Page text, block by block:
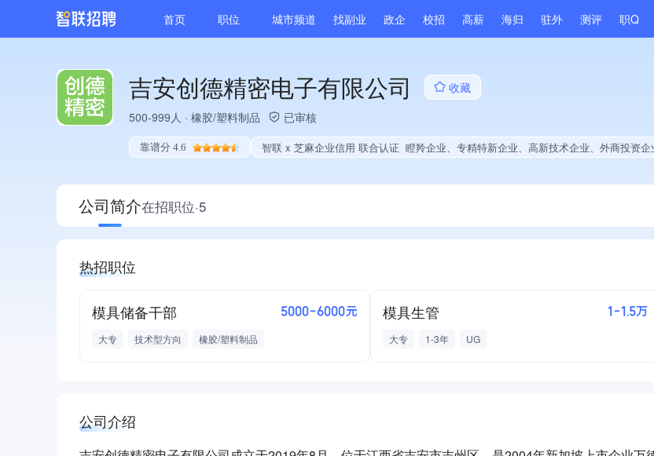
首页 职位 城市频道 找副业 政企 校招 高薪 海归 驻外 测评 职Q
吉安创德精密电子有限公司
收藏
500-999人 · 橡胶/塑料制品 已审核
靠谱分 4.6 智联 x 芝麻企业信用 联合认证 瞪羚企业、专精特新企业、高新技术企业、外商投资企业、省级企业技术中心、战略性新兴领域创新能力、薪资水平全省同行前50%、连续2年A级纳税人、拥有节能环保技术、拥有自主品牌、拥有发明专利、专利授权量同领域
公司简介在招职位·5
热招职位
模具储备干部 5000-6000元
大专 技术型方向 橡胶/塑料制品
模具生管 1-1.5万
大专 1-3年 UG
公司介绍